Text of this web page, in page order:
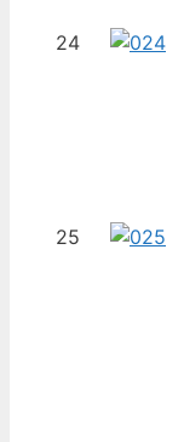
24
25